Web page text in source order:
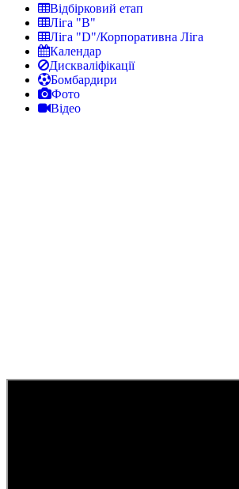
Відбірковий етап
Ліга "В"
Ліга "D"/Корпоративна Ліга
Календар
Дискваліфікації
Бомбардири
Фото
Відео